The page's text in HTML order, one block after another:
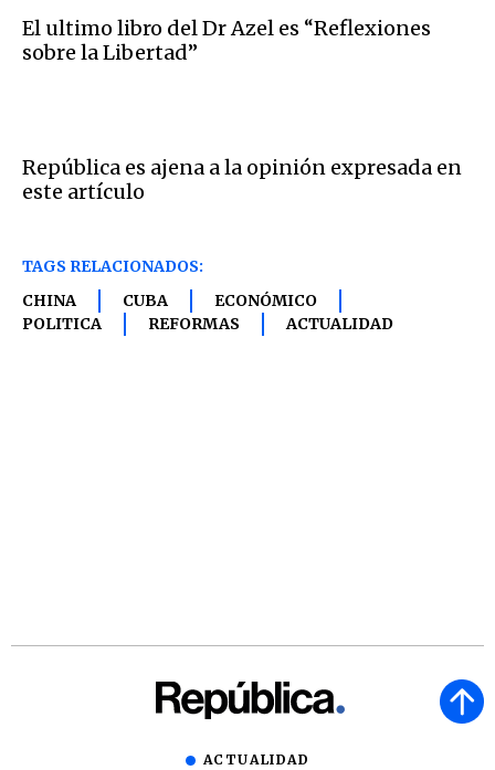
El ultimo libro del Dr Azel es “Reflexiones
sobre la Libertad”
República es ajena a la opinión expresada en
este artículo
TAGS RELACIONADOS:
CHINA
CUBA
ECONÓMICO
POLITICA
REFORMAS ACTUALIDAD
ACTUALIDAD